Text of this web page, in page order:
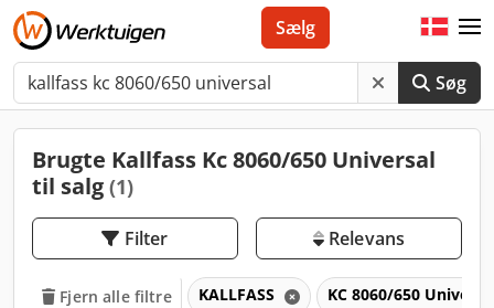
Søg
Sælg
Brugte Kallfass Kc 8060/650 Universal
til salg (1)
Filter Relevans
Fjern alle filtre KALLFASS KC 8060/650